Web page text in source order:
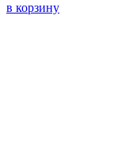
в корзину